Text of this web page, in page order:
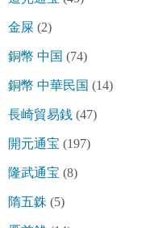
金屎 (2)
銅幣 中国 (74)
銅幣 中華民国 (14)
長崎貿易銭 (47)
開元通宝 (197)
隆武通宝 (8)
隋五銖 (5)